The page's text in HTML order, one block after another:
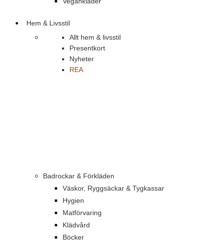
Hem & Livsstil
Allt hem & livsstil
Presentkort
Nyheter
REA
Badrockar & Förkläden
Väskor, Ryggsäckar & Tygkassar
Hygien
Matförvaring
Klädvård
Böcker